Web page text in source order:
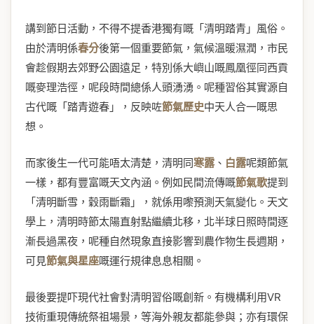
講到節日活動，不得不提香港獨有嘅「清明踏青」風俗。
由於清明係春分後第一個重要節氣，氣候溫暖濕潤，市民
會趁假期去郊野公園遠足，特別係大嶼山嘅鳳凰徑同西貢
嘅麥理浩徑，呢段時間總係人頭湧湧。呢種習俗其實源自
古代嘅「踏青遊春」，反映咗節氣歷史中天人合一嘅思
想。
而家後生一代可能唔太清楚，清明同寒露、 白露呢類節氣
一樣，都有豐富嘅天文內涵。例如民間流傳嘅節氣歌提到
「清明斷雪，穀雨斷霜」，就係用嚟預測天氣變化。天文
學上，清明時節太陽直射點繼續北移，北半球日照時間逐
漸長過黑夜，呢種自然現象直接影響到農作物生長週期，
可見節氣與星座嘅運行規律息息相關。
最後要提吓現代社會對清明習俗嘅創新。有機構利用VR
技術重現傳統祭祖場景，等海外親友都能參與；亦有環保